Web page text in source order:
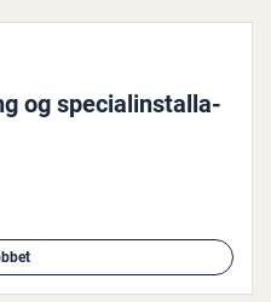
og spe­ci­al­in­stal­la­